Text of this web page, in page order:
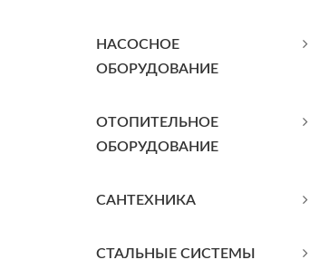
НАСОСНОЕ
ОБОРУДОВАНИЕ
ОТОПИТЕЛЬНОЕ
ОБОРУДОВАНИЕ
САНТЕХНИКА
СТАЛЬНЫЕ СИСТЕМЫ